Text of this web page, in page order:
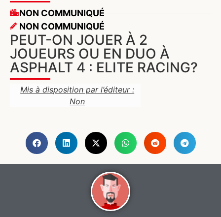
NON COMMUNIQUÉ
NON COMMUNIQUÉ
PEUT-ON JOUER À 2
JOUEURS OU EN DUO À
ASPHALT 4 : ELITE RACING?
Mis à disposition par l’éditeur :
Non